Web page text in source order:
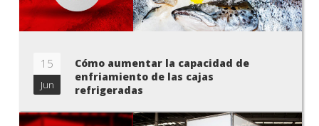
15
Jun
Cómo aumentar la capacidad de
enfriamiento de las cajas
refrigeradas